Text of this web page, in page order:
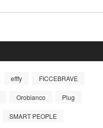
efffy FICCEBRAVE
Orobianco Plug
SMART PEOPLE